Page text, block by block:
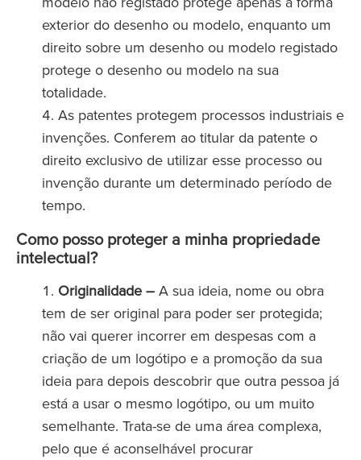
exterior do desenho ou modelo, enquanto um
direito sobre um desenho ou modelo registado
protege o desenho ou modelo na sua
totalidade.
As patentes protegem processos industriais e
invenções. Conferem ao titular da patente o
direito exclusivo de utilizar esse processo ou
invenção durante um determinado período de
tempo.
Como posso proteger a minha propriedade
intelectual?
Originalidade – A sua ideia, nome ou obra
tem de ser original para poder ser protegida;
não vai querer incorrer em despesas com a
criação de um logótipo e a promoção da sua
ideia para depois descobrir que outra pessoa já
está a usar o mesmo logótipo, ou um muito
semelhante. Trata-se de uma área complexa,
pelo que é aconselhável procurar